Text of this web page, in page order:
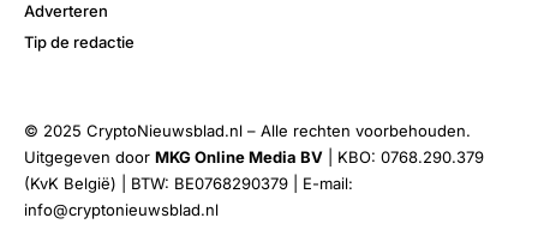
Adverteren
Tip de redactie
© 2025 CryptoNieuwsblad.nl – Alle rechten voorbehouden.
Uitgegeven door MKG Online Media BV | KBO: 0768.290.379
(KvK België) | BTW: BE0768290379 | E-mail:
info@cryptonieuwsblad.nl